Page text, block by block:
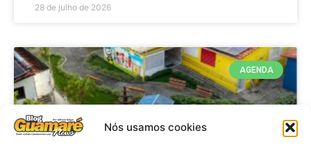
Nós usamos cookies
28 de julho de 2026
AGENDA